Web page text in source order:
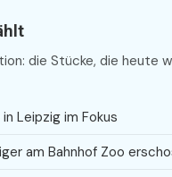
die Stücke, die heute
Leipzig im Fokus
am Bahnhof Zoo